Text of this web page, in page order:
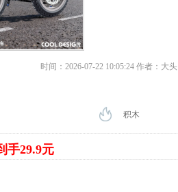
时间：2026-07-22 10:05:24 作者：大头
积木
手29.9元